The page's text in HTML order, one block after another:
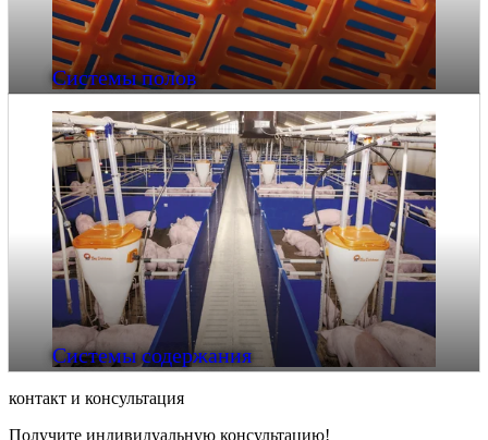
Системы полов
Системы содержания
контакт и консультация
Получите индивидуальную консультацию!